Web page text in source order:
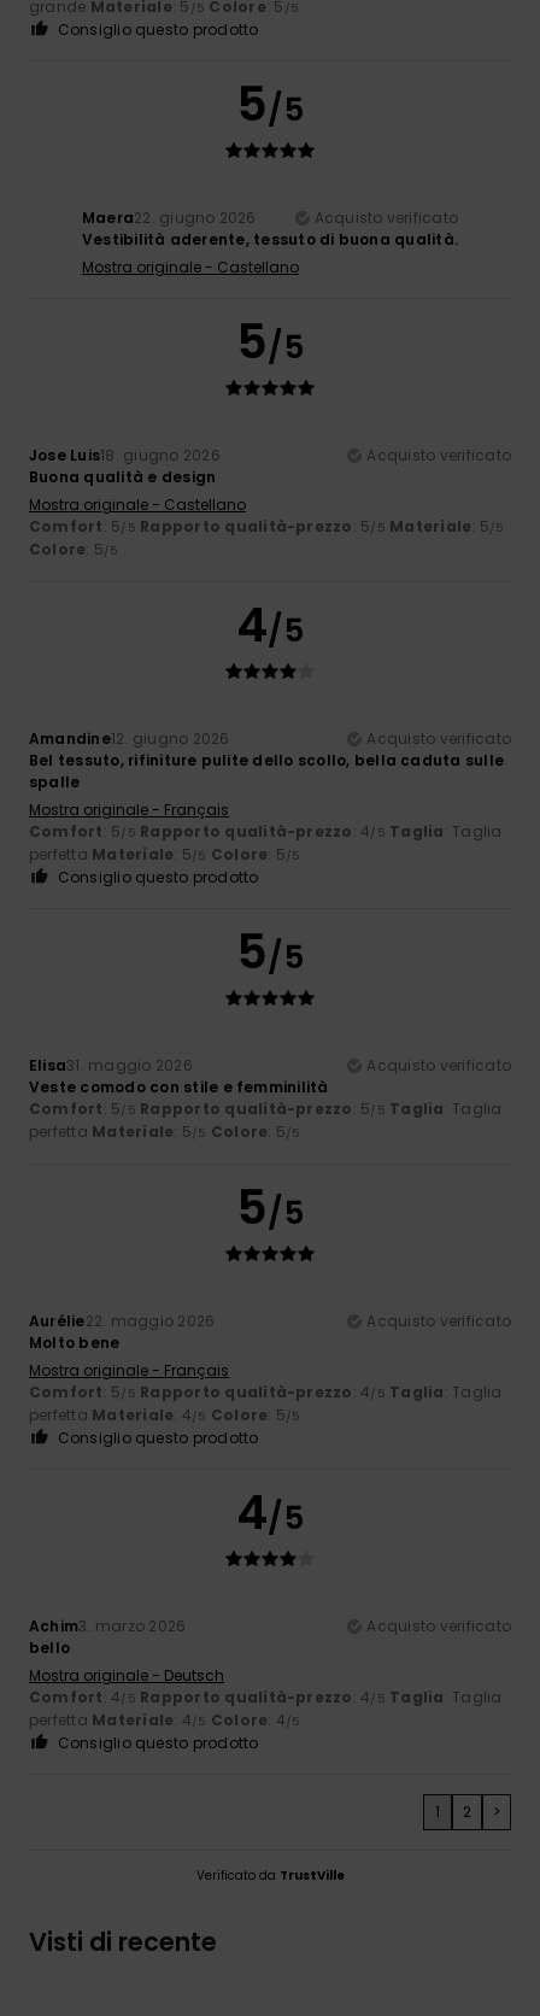
grande Materiale: 5 /5 Colore: 5 /5
Consiglio questo prodotto
5/5
Maera22. giugno 2026
Acquisto verificato
Vestibilità aderente, tessuto di buona qualità.
Mostra originale - Castellano
5/5
Jose Luis18. giugno 2026
Acquisto verificato
Buona qualità e design
Mostra originale - Castellano
Comfort: 5/5 Rapporto qualità-prezzo: 5/5 Materiale: 5/5
Colore: 5/5
4/5
Amandine12. giugno 2026
Acquisto verificato
Bel tessuto, rifiniture pulite dello scollo, bella caduta sulle
spalle
Mostra originale - Français
Comfort: 5/5 Rapporto qualità-prezzo: 4/5 Taglia: Taglia
perfetta Materiale: 5/5 Colore: 5/5
Consiglio questo prodotto
5/5
Elisa31. maggio 2026
Acquisto verificato
Veste comodo con stile e femminilità
Comfort: 5/5 Rapporto qualità-prezzo: 5/5 Taglia: Taglia
perfetta Materiale: 5/5 Colore: 5/5
5/5
Aurélie22. maggio 2026
Acquisto verificato
Molto bene
Mostra originale - Français
Comfort: 5/5 Rapporto qualità-prezzo: 4/5 Taglia: Taglia
perfetta Materiale: 4/5 Colore: 5/5
Consiglio questo prodotto
4/5
Achim3. marzo 2026
Acquisto verificato
bello
Mostra originale - Deutsch
Comfort: 4/5 Rapporto qualità-prezzo: 4/5 Taglia: Taglia
perfetta Materiale: 4/5 Colore: 4/5
Consiglio questo prodotto
1 2 >
Verificato da TrustVille
Visti di recente